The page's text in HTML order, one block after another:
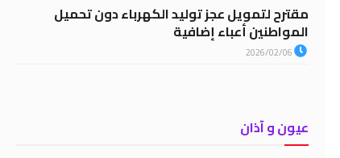
مقترح لتمويل عجز توليد الكهرباء دون تحميل
المواطنين أعباء إضافية
2026/02/06
عيون و آذان